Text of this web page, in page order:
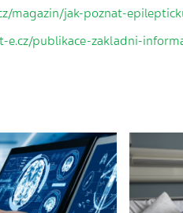
magazin/jak-poznat-
e.cz/publikace-zakladni-